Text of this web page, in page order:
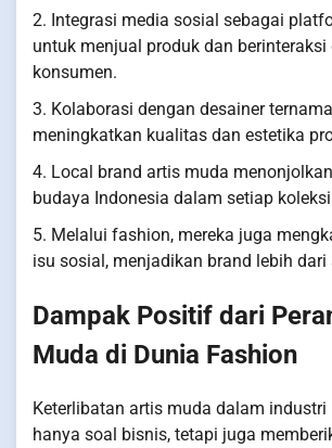
2. Integrasi media sosial sebagai
untuk menjual produk dan berinteraksi
konsumen.
3. Kolaborasi dengan desainer
meningkatkan kualitas dan estetika
4. Local brand artis muda
budaya Indonesia dalam setiap
5. Melalui fashion, mereka juga
isu sosial, menjadikan brand lebih dari
Dampak Positif dari
Muda di Dunia Fashion
Keterlibatan artis muda dalam industri
hanya soal bisnis, tetapi juga